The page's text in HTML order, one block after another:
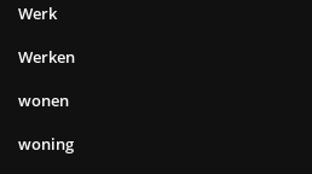
Werk
Werken
wonen
woning